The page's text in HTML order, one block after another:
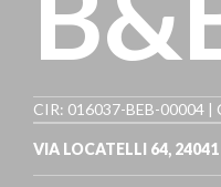
CIR: 016037-BEB-00004
VIA LOCATELLI 64, 24041